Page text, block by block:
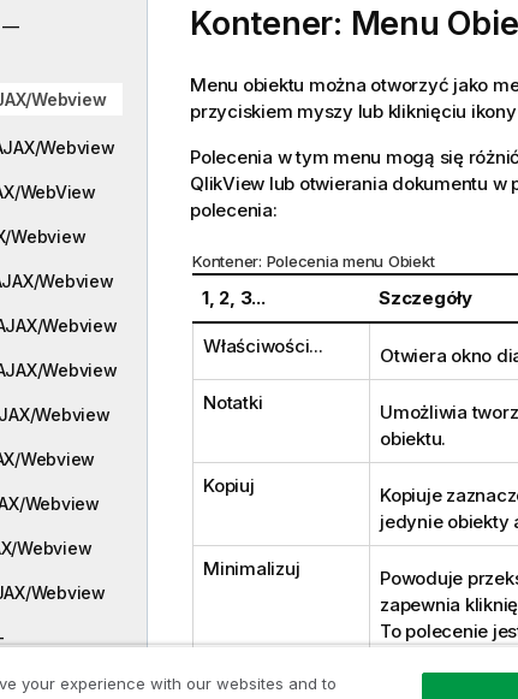
—
Webview
Webview
WebView
Webview
Webview
Webview
Webview
Webview
Webview
Webview
Webview
Webview
Kontener: Menu
Menu obiektu można otworzyć jako
przyciskiem myszy lub kliknięciu ikony
Polecenia w tym menu mogą się
QlikView lub otwierania dokumentu
polecenia:
Kontener: Polecenia menu Obiekt
1, 2, 3... Szczegóły
Właściwości... Otwiera okno
Notatki
Umożliwia
obiektu.
Kopiuj
Kopiuje
jedynie obiekty
Minimalizuj
Powoduje
zapewnia
To polecenie
your experience with our websites and to